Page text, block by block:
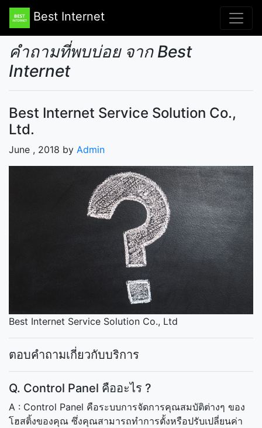
Best Internet
คำถามที่พบบ่อย จาก Best
Internet
Best Internet Service Solution Co.,
Ltd.
June , 2018 by Admin
Best Internet Service Solution Co., Ltd
ตอบคำถามเกี่ยวกับบริการ
Q. Control Panel คืออะไร ?
A : Control Panel คือระบบการจัดการคุณสมบัติต่างๆ ของ
โฮสติ้งของคุณ ซึ่งคุณสามารถทำการตั้งหรือปรับเปลี่ยนค่า